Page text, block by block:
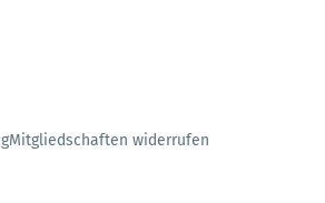
Mitgliedschaften widerrufen